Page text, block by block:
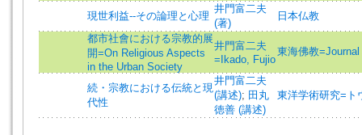
現世利益--その論理と心理
井門富二夫
(著)
日本仏教
都市社會における宗教的展
開=On Religious Aspects
in the Urban Society
井門富二夫
=Ikado, Fujio
東海佛教
続・宗教における伝統と現
代性
井門富二夫
(講述); 田丸
徳善 (講述)
東洋学術研究=ト